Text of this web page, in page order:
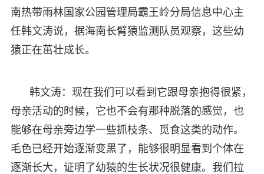
南热带雨林国家公园管理局霸王岭分局信息中心主
任韩文涛说，据海南长臂猿监测队员观察，这些幼
猿正在茁壮成长。
韩文涛：现在我们可以看到它跟母亲抱得很紧，
母亲活动的时候，它也不会有那种脱落的感觉，也
能够在母亲旁边学一些抓枝条、觅食这类的动作。
毛色已经开始逐渐变黑了，能够很明显看到个体在
逐渐长大，证明了幼猿的生长状况很健康。我们拉